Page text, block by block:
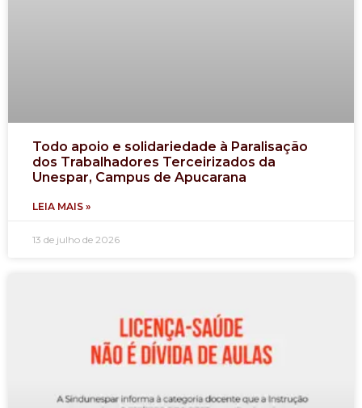
Todo apoio e solidariedade à Paralisação
dos Trabalhadores Terceirizados da
Unespar, Campus de Apucarana
LEIA MAIS »
13 de julho de 2026